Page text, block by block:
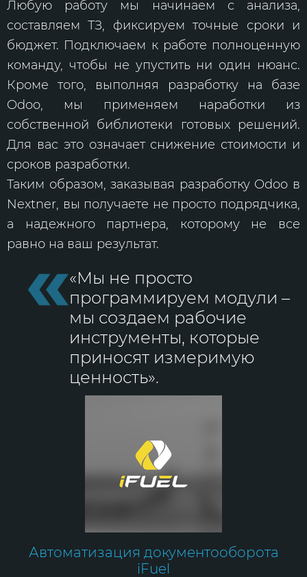
Любую работу мы начинаем с анализа,
составляем ТЗ, фиксируем точные сроки и
бюджет. Подключаем к работе полноценную
команду, чтобы не упустить ни один нюанс.
Кроме того, выполняя разработку на базе
Odoo, мы применяем наработки из
собственной библиотеки готовых решений.
Для вас это означает снижение стоимости и
сроков разработки.
Таким образом, заказывая разработку Odoo в
Nextner, вы получаете не просто подрядчика,
а надежного партнера, которому не все
равно на ваш результат.
«Мы не просто
программируем модули –
мы создаем рабочие
инструменты, которые
приносят измеримую
ценность».
Автоматизация документооборота
iFuel